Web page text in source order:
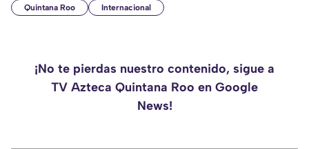
Quintana Roo Internacional
¡No te pierdas nuestro contenido, sigue a
TV Azteca Quintana Roo en Google
News!